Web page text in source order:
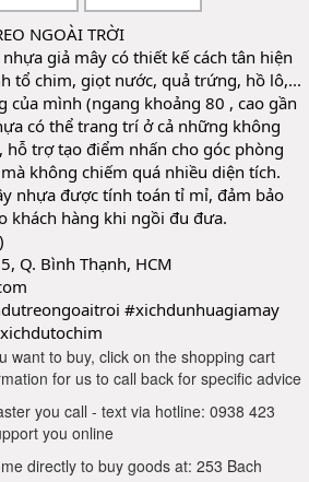
NGOÀI TRỜI
giả mây có thiết kế cách tân hiện
tổ chim, giọt nước, quả trứng, hồ lô,...
của mình (ngang khoảng 80 , cao gần
có thể trang trí ở cả những không
hỗ trợ tạo điểm nhấn cho góc phòng
không chiếm quá nhiều diện tích.
nhựa được tính toán tỉ mỉ, đảm bảo
khách hàng khi ngồi đu đưa.
Q. Bình Thạnh, HCM
#xichdunhuagiamay
want to buy, click on the shopping cart
for us to call back for specific advice
you call - text via hotline: 0938 423
you online
directly to buy goods at: 253 Bach